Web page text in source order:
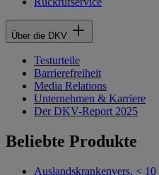
Über die DKV
Testurteile
Barrierefreiheit
Media Relations
Unternehmen & Karriere
Der DKV-Report 2025
Beliebte Produkte
Auslandskrankenvers. < 10